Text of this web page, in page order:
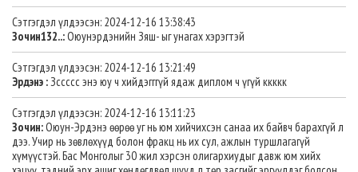
Сэтгэгдэл үлдээсэн: 2024-12-16 13:38:43
Зочин132..:Оюунэрдэнийн Зяш- ыг унагах хэрэгтэй
Сэтгэгдэл үлдээсэн: 2024-12-16 13:21:49
Эрдэнэ :Зссссс энэ юу ч хийдэгггүй ядаж диплом ч үгүй ккккк
Сэтгэгдэл үлдээсэн: 2024-12-16 13:11:23
Зочин:Оюун-Эрдэнэ өөрөө уг нь юм хийчихсэн санаа их байвч барахгүй л
дээ. Учир нь зөвлөхүүд болон фракц нь их сул, ажлын туршлагагүй
хүмүүстэй. Бас Монголыг 30 жил хэрсэн олигархиудыг давж юм хийх